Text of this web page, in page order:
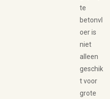
te
betonvl
oer is
niet
alleen
geschik
t voor
grote